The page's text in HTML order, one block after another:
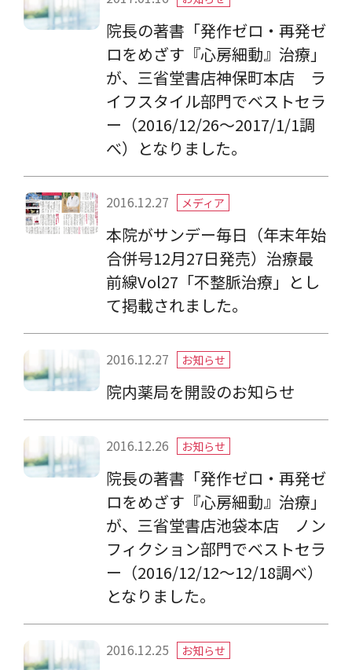
院長の著書「発作ゼロ・再発ゼ
ロをめざす『心房細動』治療」
が、三省堂書店神保町本店 ラ
イフスタイル部門でベストセラ
ー（2016/12/26〜2017/1/1調
べ）となりました。
2016.12.27 メディア
本院がサンデー毎日（年末年始
合併号12月27日発売）治療最
前線Vol27「不整脈治療」とし
て掲載されました。
2016.12.27 お知らせ
院内薬局を開設のお知らせ
2016.12.26 お知らせ
院長の著書「発作ゼロ・再発ゼ
ロをめざす『心房細動』治療」
が、三省堂書店池袋本店 ノン
フィクション部門でベストセラ
ー（2016/12/12〜12/18調べ）
となりました。
2016.12.25 お知らせ